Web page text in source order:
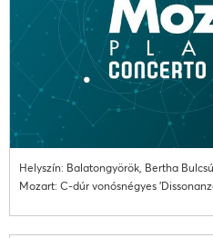
Helyszín: Balatongyörök, Bertha
Mozart: C-dúr vonósnégyes